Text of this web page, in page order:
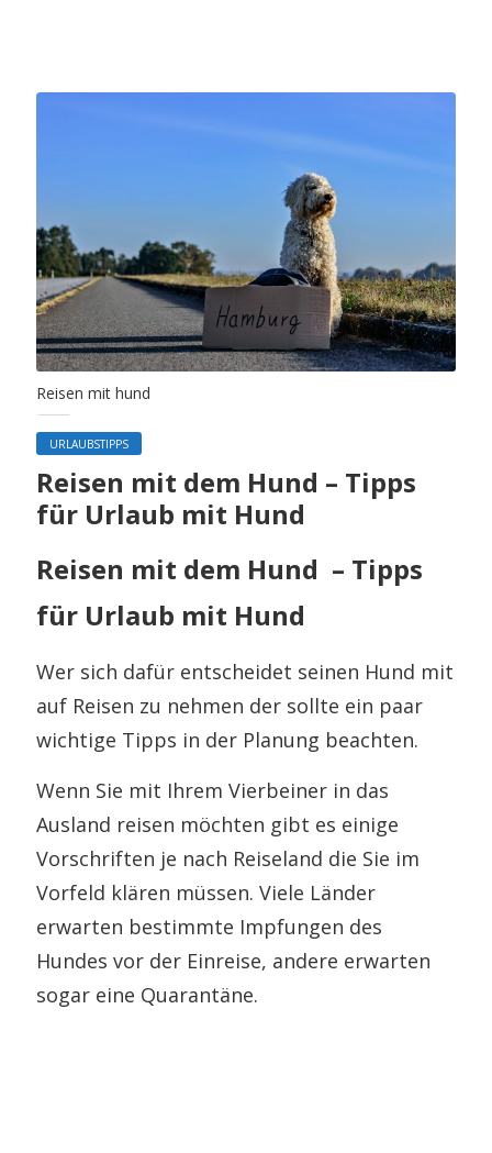
Reisen mit hund
URLAUBSTIPPS
Reisen mit dem Hund – Tipps
für Urlaub mit Hund
Reisen mit dem Hund – Tipps
für Urlaub mit Hund
Wer sich dafür entscheidet seinen Hund mit
auf Reisen zu nehmen der sollte ein paar
wichtige Tipps in der Planung beachten.
Wenn Sie mit Ihrem Vierbeiner in das
Ausland reisen möchten gibt es einige
Vorschriften je nach Reiseland die Sie im
Vorfeld klären müssen. Viele Länder
erwarten bestimmte Impfungen des
Hundes vor der Einreise, andere erwarten
sogar eine Quarantäne.